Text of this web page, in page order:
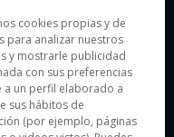
cookies propias y de
para analizar nuestros
y mostrarle publicidad
con sus preferencias
a un perfil elaborado a
sus hábitos de
(por ejemplo, páginas